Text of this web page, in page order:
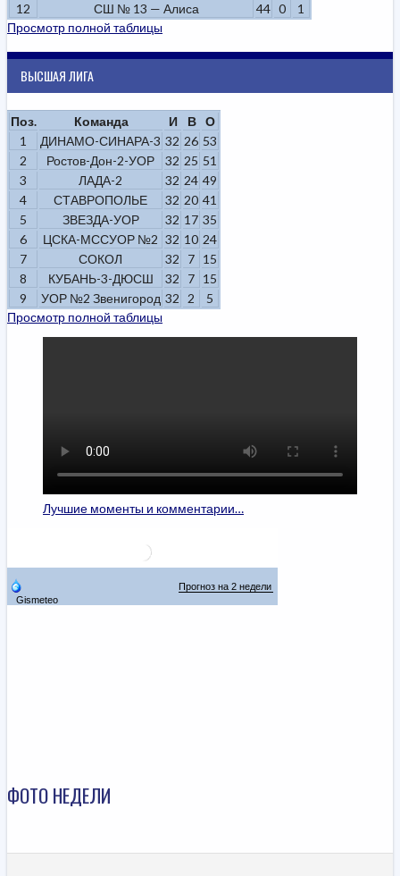
12
СШ № 13 — Алиса 44 0
1
Просмотр полной таблицы
ВЫСШАЯ ЛИГА
Поз. Команда И В
О
1
ДИНАМО-СИНАРА-3 32 26 53
2
Ростов-Дон-2-УОР 32 25 51
3
ЛАДА-2 32 24 49
4
СТАВРОПОЛЬЕ 32 20 41
5
ЗВЕЗДА-УОР 32 17 35
6
ЦСКА-МССУОР №2 32 10 24
7
СОКОЛ 32 7 15
8
КУБАНЬ-3-ДЮСШ 32 7 15
9
УОР №2 Звенигород 32 2
5
Просмотр полной таблицы
Лучшие моменты и комментарии…
ФОТО НЕДЕЛИ